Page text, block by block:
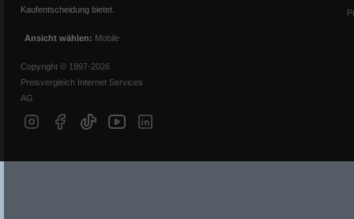
Kaufentscheidung bietet.
Ansicht wählen: Mobile
Copyright © 1997-2026
Preisvergleich Internet Services
AG